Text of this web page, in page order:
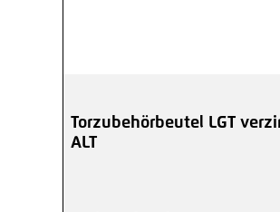
Torzubehörbeutel LGT
ALT